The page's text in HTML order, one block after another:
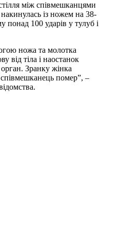
між співмешканцями
із ножем на 38-
понад 100 ударів у тулуб і
ножа та молотка
від тіла і наостанок
Зранку жінка
співмешканець помер”, –